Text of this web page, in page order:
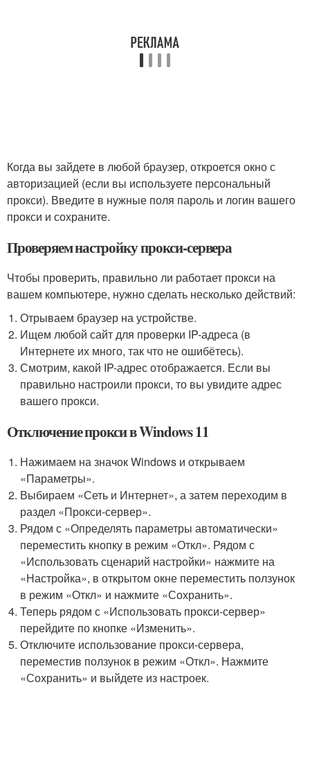
Когда вы зайдете в любой браузер, откроется окно с
авторизацией (если вы используете персональный
прокси). Введите в нужные поля пароль и логин вашего
прокси и сохраните.
Проверяем настройку прокси-сервера
Чтобы проверить, правильно ли работает прокси на
вашем компьютере, нужно сделать несколько действий:
Отрываем браузер на устройстве.
Ищем любой сайт для проверки IP-адреса (в
Интернете их много, так что не ошибётесь).
Смотрим, какой IP-адрес отображается. Если вы
правильно настроили прокси, то вы увидите адрес
вашего прокси.
Отключение прокси в Windows 11
Нажимаем на значок Windows и открываем
«Параметры».
Выбираем «Сеть и Интернет», а затем переходим в
раздел «Прокси-сервер».
Рядом с «Определять параметры автоматически»
переместить кнопку в режим «Откл». Рядом с
«Использовать сценарий настройки» нажмите на
«Настройка», в открытом окне переместить ползунок
в режим «Откл» и нажмите «Сохранить».
Теперь рядом с «Использовать прокси-сервер»
перейдите по кнопке «Изменить».
Отключите использование прокси-сервера,
переместив ползунок в режим «Откл». Нажмите
«Сохранить» и выйдете из настроек.